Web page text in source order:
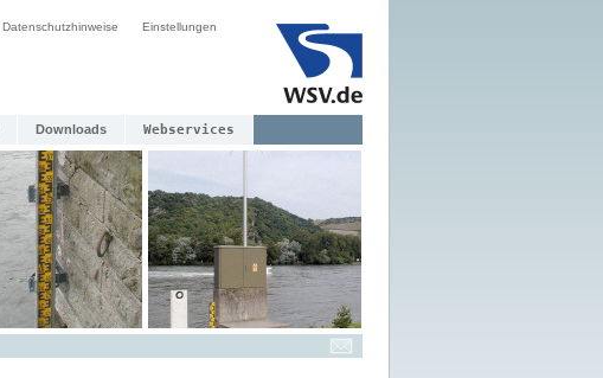
Datenschutzhinweise Einstellungen
Downloads Webservices